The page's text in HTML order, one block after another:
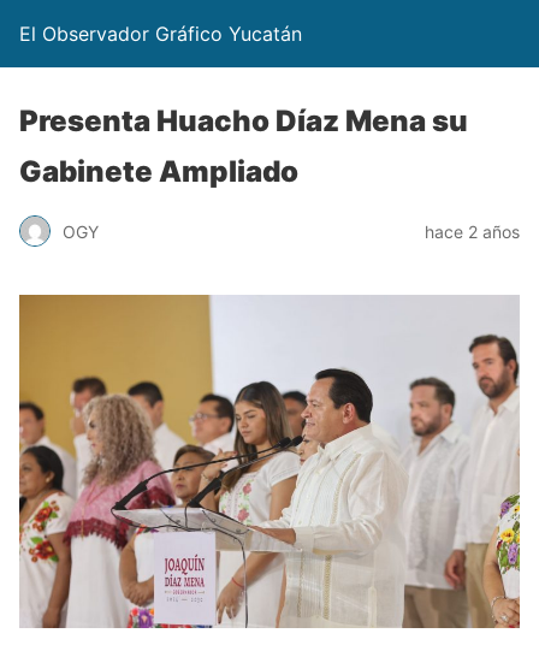
El Observador Gráfico Yucatán
Presenta Huacho Díaz Mena su
Gabinete Ampliado
OGY hace 2 años